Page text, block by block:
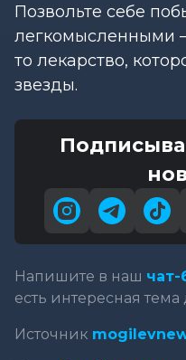
Позвольте себе
легкомысленными
то лекарство,
звезды.
Напишите в наш чат-
есть интересная тема
Источник